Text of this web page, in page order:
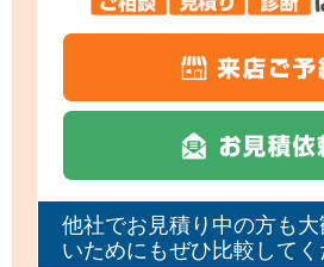
他社でお見積り中の方も
いためにもぜひ比較してく